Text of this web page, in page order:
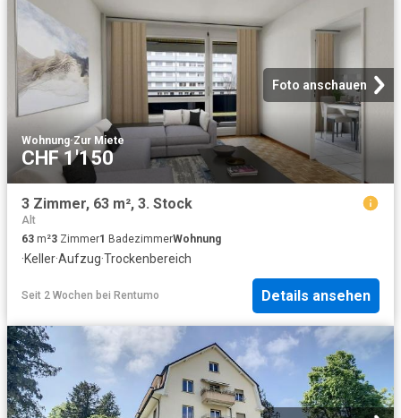
Foto anschauen
Wohnung·Zur Miete
CHF 1'150
3 Zimmer, 63 m², 3. Stock
Alt
63 m²3 Zimmer1 BadezimmerWohnung
·Keller·Aufzug·Trockenbereich
Seit 2 Wochen bei Rentumo Details ansehen